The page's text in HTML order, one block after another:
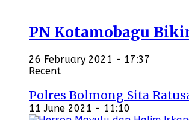
PN Kotamobagu
26 February 2021 - 17:37
Recent
Polres Bolmong Sita
11 June 2021 - 11:10